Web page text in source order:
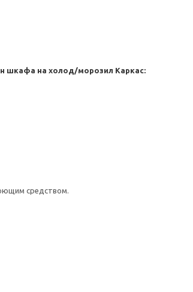
шкафа на холод/морозил Каркас:
средством.